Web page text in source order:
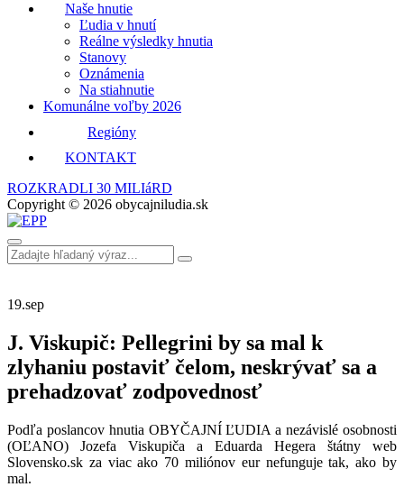
Naše hnutie
Ľudia v hnutí
Reálne výsledky hnutia
Stanovy
Oznámenia
Na stiahnutie
Komunálne voľby 2026
Regióny
KONTAKT
ROZKRADLI 30 MILIáRD
Copyright © 2026 obycajniludia.sk
19.sep
J. Viskupič: Pellegrini by sa mal k
zlyhaniu postaviť čelom, neskrývať sa a
prehadzovať zodpovednosť
Podľa poslancov hnutia OBYČAJNÍ ĽUDIA a nezávislé osobnosti
(OĽANO) Jozefa Viskupiča a Eduarda Hegera štátny web
Slovensko.sk za viac ako 70 miliónov eur nefunguje tak, ako by
mal.